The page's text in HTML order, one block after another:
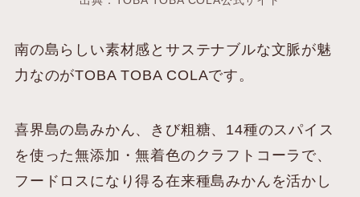
南の島らしい素材感とサステナブルな文脈が魅
力なのがTOBA TOBA COLAです。
喜界島の島みかん、きび粗糖、14種のスパイス
を使った無添加・無着色のクラフトコーラで、
フードロスになり得る在来種島みかんを活かし